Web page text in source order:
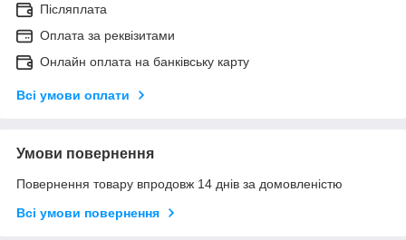
Післяплата
Оплата за реквізитами
Онлайн оплата на банківську карту
Всі умови оплати
Умови повернення
Повернення товару впродовж 14 днів за домовленістю
Всі умови повернення